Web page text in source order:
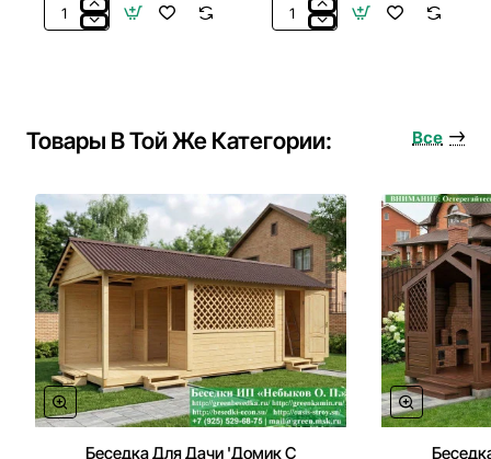
Мангальный
Летней
Залить
Беседку,
Товары В Той Же Категории: Все
Беседка Для Дачи 'Домик С